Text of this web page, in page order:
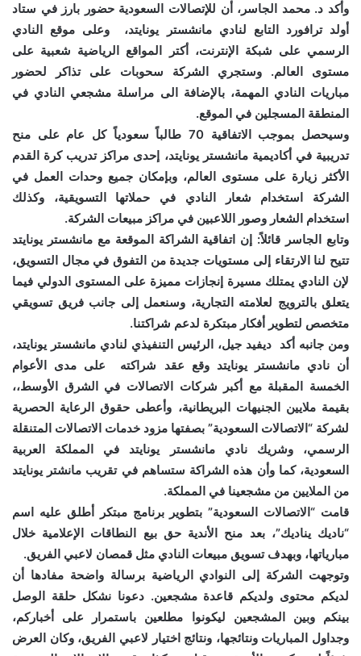
وأكد د. محمد الجاسر، أن للإتصالات السعودية حضور بارز في ستاد
أولد ترافورد التابع لنادي مانشستر يونايتد، وعلى موقع النادي
الرسمي على شبكة الإنترنت، أكتر المواقع الرياضية شعبية على
مستوى العالم. وستجري الشركة سحوبات على تذاكر لحضور
مباريات النادي المهمة، بالإضافة الى مراسلة مشجعي النادي في
المنطقة المسجلين في الموقع.
وسيحصل بموجب الاتفاقية 70 طالباً سعودياً كل عام على منح
تدريبية في أكاديمية مانشستر يونايتد، إحدى مراكز تدريب كرة القدم
الأكثر زيارة على مستوى العالم، وبإمكان جميع وحدات العمل في
الشركة استخدام شعار النادي في حملاتها التسويقية، وكذلك
استخدام الشعار وصور اللاعبين في مراكز مبيعات الشركة.
وتابع الجاسر قائلاً: إن اتفاقية الشراكة الموقعة مع مانشستر يونايتد
تتيح لنا الارتقاء إلى مستويات جديدة من التفوق في مجال التسويق،
لإن النادي يمتلك مسيرة إنجازات مميزة على المستوى الدولي فيما
يتعلق بالترويج لعلامته التجارية، وسنعمل إلى جانب فريق تسويقي
متخصص لتطوير أفكار مبتكرة لدعم شراكتنا.
ومن جانبه أكد ديفيد جيل، الرئيس التنفيذي لنادي مانشستر يونايتد،
أن نادي مانشستر يونايتد وقع عقد شراكته على مدى الأعوام
الخمسة المقبلة مع أكبر شركات الاتصالات في الشرق الأوسط،،
بقيمة ملايين الجنيهات البريطانية، وأعطى حقوق الرعاية الحصرية
لشركة “الاتصالات السعودية” بصفتها مزود خدمات الاتصالات المتنقلة
الرسمي، وشريك نادي مانشستر يونايتد في المملكة العربية
السعودية، كما وأن هذه الشراكة ستساهم في تقريب مانشتر يونايتد
من الملايين من مشجعينا في المملكة.
قامت “الاتصالات السعودية” بتطوير برنامج مبتكر أطلق عليه اسم
“ناديك يناديك”، بعد منح الأندية حق بيع النطاقات الإعلامية خلال
مبارياتها، وبهدف تسويق مبيعات النادي مثل قمصان لاعبي الفريق.
وتوجهت الشركة إلى النوادي الرياضية برسالة واضحة مفادها أن
لديكم محتوى ولديكم قاعدة مشجعين. دعونا نشكل حلقة الوصل
بينكم وبين المشجعين ليكونوا مطلعين باستمرار على أخباركم،
وجداول المباريات ونتائجها، ونتائج اختيار لاعبي الفريق، وكان العرض